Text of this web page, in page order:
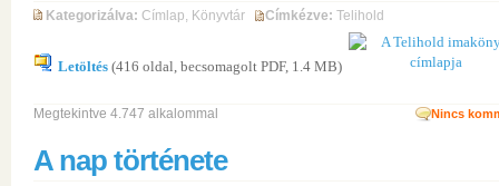
Kategorizálva: Címlap, Könyvtár Címkézve: Telihold
Letöltés (416 oldal, becsomagolt PDF, 1.4 MB)
Nincs
Megtekintve 4.747 alkalommal
A nap története